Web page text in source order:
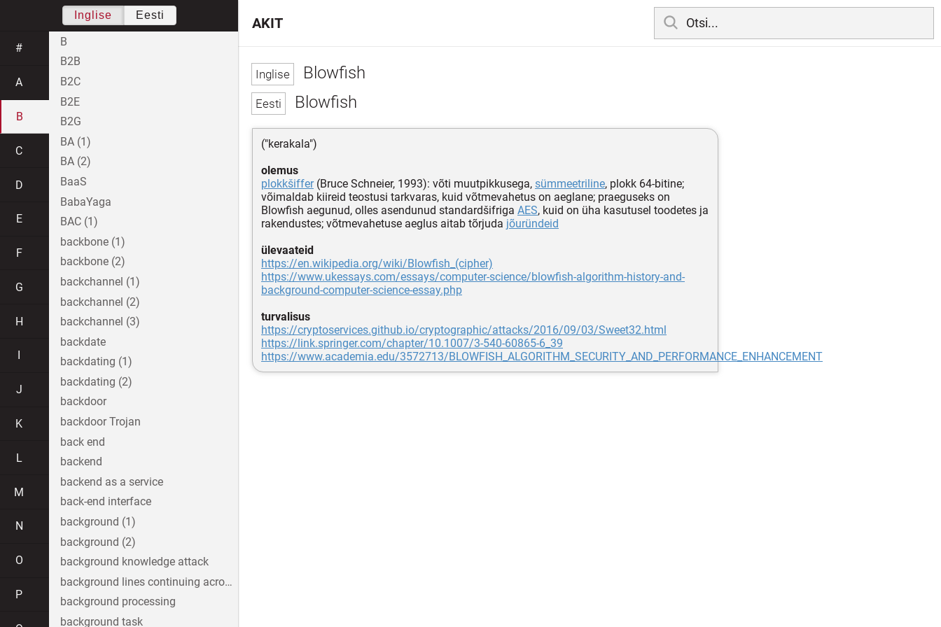
Blowfish
Blowfish
("kerakala")
olemus
plokkšiffer(Bruce Schneier, 1993): võti muutpikkusega, sümmeetriline, plokk 64-bitine;
võimaldab kiireid teostusi tarkvaras, kuid võtmevahetus on aeglane; praeguseks on
Blowfish aegunud, olles asendunud standardšifriga AES, kuid on üha kasutusel toodetes ja
rakendustes; võtmevahetuse aeglus aitab tõrjuda jõuründeid
ülevaateid
https://en.wikipedia.org/wiki/Blowfish_(cipher)
https://www.ukessays.com/essays/computer-science/blowfish-algorithm-history-and-
background-computer-science-essay.php
turvalisus
https://cryptoservices.github.io/cryptographic/attacks/2016/09/03/Sweet32.html
https://link.springer.com/chapter/10.1007/3-540-60865-6_39
https://www.academia.edu/3572713/BLOWFISH_ALGORITHM_SECURITY_AND_PERFORMANCE_ENHANCEMENT
AKIT
Inglise Eesti
#
A
B
C
D
E
F
G
H
J
K
L
M
N
O
P
B
B2B
B2C
B2E
B2G
BA (1)
BA (2)
BaaS
BabaYaga
BAC (1)
backbone (1)
backbone (2)
backchannel (1)
backchannel (2)
backchannel (3)
backdate
backdating (1)
backdating (2)
backdoor
backdoor Trojan
back end
backend
backend as a service
back-end interface
background (1)
background (2)
background knowledge attack
background lines continuing across the image
background processing
background task